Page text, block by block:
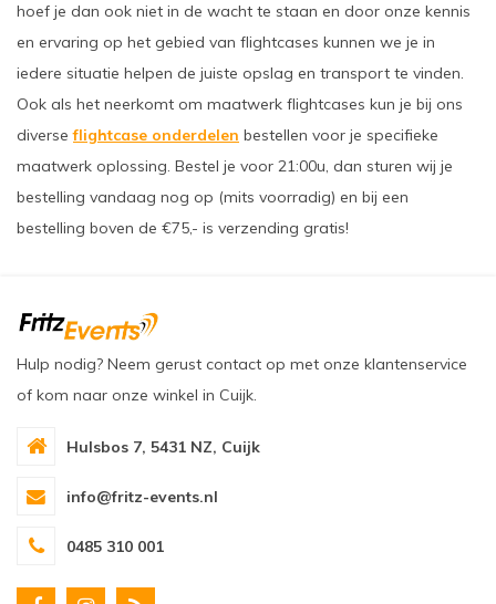
hoef je dan ook niet in de wacht te staan en door onze kennis
en ervaring op het gebied van flightcases kunnen we je in
iedere situatie helpen de juiste opslag en transport te vinden.
Ook als het neerkomt om maatwerk flightcases kun je bij ons
diverseflightcase onderdelen bestellen voor je specifieke
maatwerk oplossing. Bestel je voor 21:00u, dan sturen wij je
bestelling vandaag nog op (mits voorradig) en bij een
bestelling boven de €75,- is verzending gratis!
Hulp nodig? Neem gerust contact op met onze klantenservice
of kom naar onze winkel in Cuijk.
Hulsbos 7, 5431 NZ, Cuijk
info@fritz-events.nl
0485 310 001